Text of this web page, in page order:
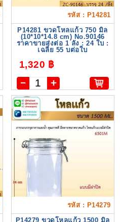
รหัส : P14281
P14281 ขวดโหลแก้ว 750 มิล
(10*10*14.8 cm) No.90146
ราคาขายส่งต่อ 1 ลัง : 24 ใบ :
เฉลี่ย 55 บต่อใบ
1,320 ฿
รหัส : P14279
P14279 ขวดโหลแก้ว 1500 มิล